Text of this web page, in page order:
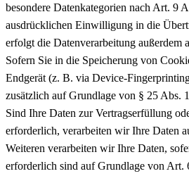
besondere Datenkategorien nach Art. 9
ausdrücklichen Einwilligung in die
erfolgt die Datenverarbeitung
Sofern Sie in die Speicherung von
Endgerät (z. B. via Device-
zusätzlich auf Grundlage von § 25
Sind Ihre Daten zur Vertragserfüllung
erforderlich, verarbeiten wir Ihre Daten
Weiteren verarbeiten wir Ihre Daten,
erforderlich sind auf Grundlage von